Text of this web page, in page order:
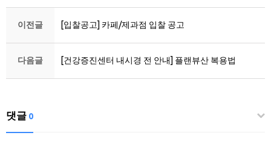
이전글 [입찰공고] 카페/제과점 입찰 공고
다음글 [건강증진센터 내시경 전 안내] 플랜뷰산 복용법
댓글 0